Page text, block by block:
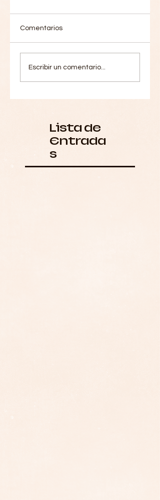
Comentarios
Escribir un comentario...
Lista de
Entrada
s